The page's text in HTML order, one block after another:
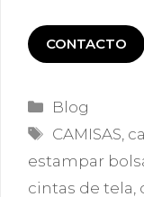
CONTACTO
Categorías
Blog
Etiquetas
CAMISAS,
estampar
cintas de tela,